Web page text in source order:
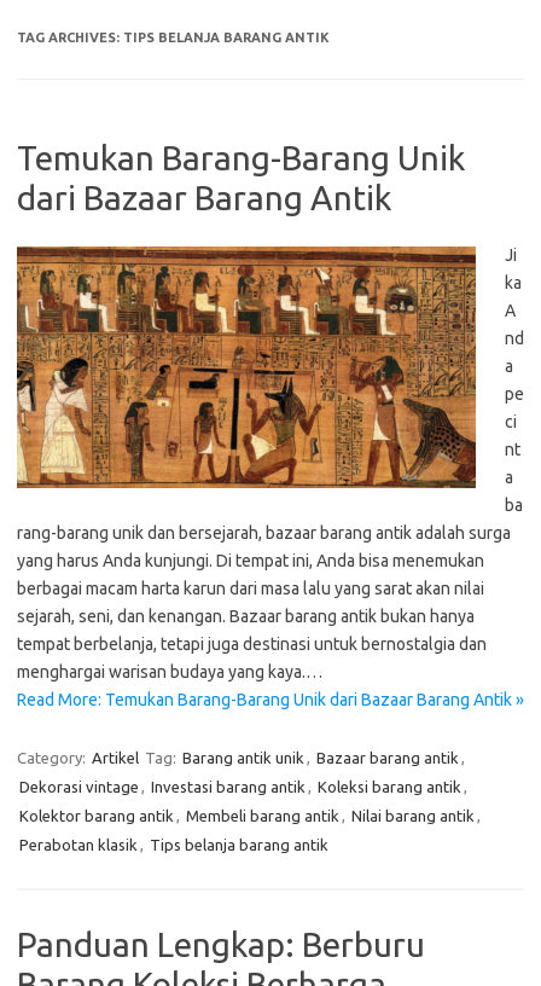
TAG ARCHIVES: TIPS BELANJA BARANG ANTIK
Temukan Barang-Barang Unik
dari Bazaar Barang Antik
Ji
ka
A
nd
a
pe
ci
nt
a
ba
rang-barang unik dan bersejarah, bazaar barang antik adalah surga
yang harus Anda kunjungi. Di tempat ini, Anda bisa menemukan
berbagai macam harta karun dari masa lalu yang sarat akan nilai
sejarah, seni, dan kenangan. Bazaar barang antik bukan hanya
tempat berbelanja, tetapi juga destinasi untuk bernostalgia dan
menghargai warisan budaya yang kaya.…
Read More: Temukan Barang-Barang Unik dari Bazaar Barang Antik »
Category: Artikel Tag: Barang antik unik , Bazaar barang antik ,
Dekorasi vintage , Investasi barang antik , Koleksi barang antik ,
Kolektor barang antik , Membeli barang antik , Nilai barang antik ,
Perabotan klasik , Tips belanja barang antik
Panduan Lengkap: Berburu